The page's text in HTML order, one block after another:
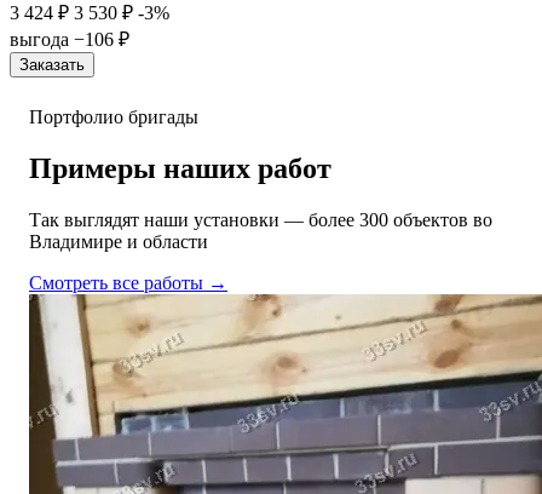
3 424 ₽ 3 530 ₽ -3%
выгода −106 ₽
Заказать
Портфолио бригады
Примеры наших работ
Так выглядят наши установки — более 300 объектов во
Владимире и области
Смотреть все работы →